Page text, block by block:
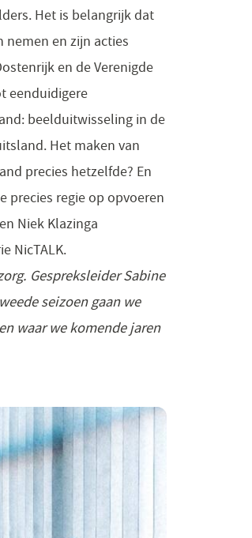
Het is belangrijk dat
en zijn acties
en de Verenigde
eenduidigere
beelduitwisseling in de
Het maken van
precies hetzelfde? En
precies regie op opvoeren
Niek Klazinga
NicTALK.
Gespreksleider Sabine
seizoen gaan we
waar we komende jaren